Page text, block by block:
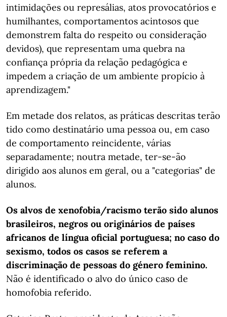
intimidações ou represálias, atos provocatórios e
humilhantes, comportamentos acintosos que
demonstrem falta do respeito ou consideração
devidos), que representam uma quebra na
confiança própria da relação pedagógica e
impedem a criação de um ambiente propício à
aprendizagem."
Em metade dos relatos, as práticas descritas terão
tido como destinatário uma pessoa ou, em caso
de comportamento reincidente, várias
separadamente; noutra metade, ter-se-ão
dirigido aos alunos em geral, ou a "categorias" de
alunos.
Os alvos de xenofobia/racismo terão sido alunos
brasileiros, negros ou originários de países
africanos de língua oficial portuguesa; no caso do
sexismo, todos os casos se referem a
discriminação de pessoas do género feminino.
Não é identificado o alvo do único caso de
homofobia referido.